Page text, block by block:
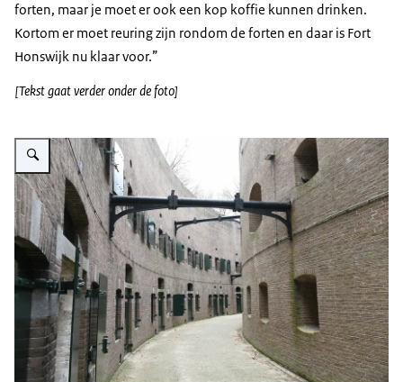
forten, maar je moet er ook een kop koffie kunnen drinken.
Kortom er moet reuring zijn rondom de forten en daar is Fort
Honswijk nu klaar voor.
[Tekst gaat verder onder de foto]
Vergroot afbeelding Foto van het binnenterrein van Fort Honswijk, met